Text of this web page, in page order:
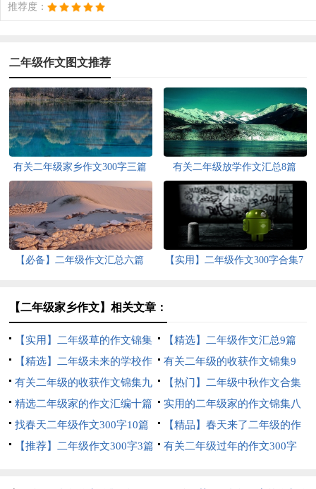
推荐度：
二年级作文图文推荐
有关二年级家乡作文300字三篇 有关二年级放学作文汇总8篇
【必备】二年级作文汇总六篇
【实用】二年级作文300字合集7
【二年级家乡作文】相关文章：
【实用】二年级草的作文锦集
10篇
【精选】二年级作文汇总9篇
【精选】二年级未来的学校作
文四篇
有关二年级的收获作文锦集9
篇
有关二年级的收获作文锦集九
篇
【热门】二年级中秋作文合集
七篇
精选二年级家的作文汇编十篇
实用的二年级家的作文锦集八
篇
找春天二年级作文300字10篇
【精品】春天来了二年级的作
文5篇
【推荐】二年级作文300字3篇
有关二年级过年的作文300字